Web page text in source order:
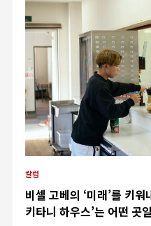
칼럼
비셀 고베의 ‘미래’를 키
키타니 하우스’는 어떤 곳